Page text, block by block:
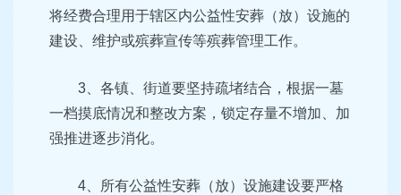
将经费合理用于辖区内公益性安葬（放）设施的
建设、维护或殡葬宣传等殡葬管理工作。
3、各镇、街道要坚持疏堵结合，根据一墓
一档摸底情况和整改方案，锁定存量不增加、加
强推进逐步消化。
4、所有公益性安葬（放）设施建设要严格